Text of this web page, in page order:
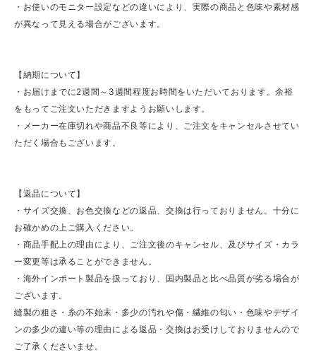
・お使いのモニター設定などの違いにより、実際の商品と色味や素材感
が異なって見える場合がございます。
【納期について】
・お届けまでに2週間～3週間程度お時間をいただいております。余裕
をもってご注文いただきますようお願いします。
・メーカー在庫切れや商品不良等により、ご注文をキャンセルさせてい
ただく場合もございます。
【返品について】
・サイズ交換、お色交換などの返品、交換は行っておりません。十分に
お確かめの上ご購入ください。
・商品手配上の理由により、ご注文後のキャンセル、及びサイズ・カラ
ー変更等は承ることができません。
・海外インポート製品を扱っており、国内製品と比べ品質が劣る場合が
ございます。
縫製の粗さ・糸の不始末・多少の汚れや傷・繊維の匂い・色味やデザイ
ンの多少の違い等の理由による返品・交換はお受けしておりませんので
ご了承くださいませ。